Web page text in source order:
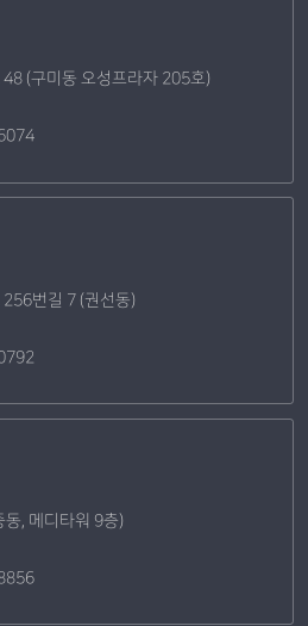
(구미동 오성프라자 205호)
256번길 7 (권선동)
동, 메디타워 9층)